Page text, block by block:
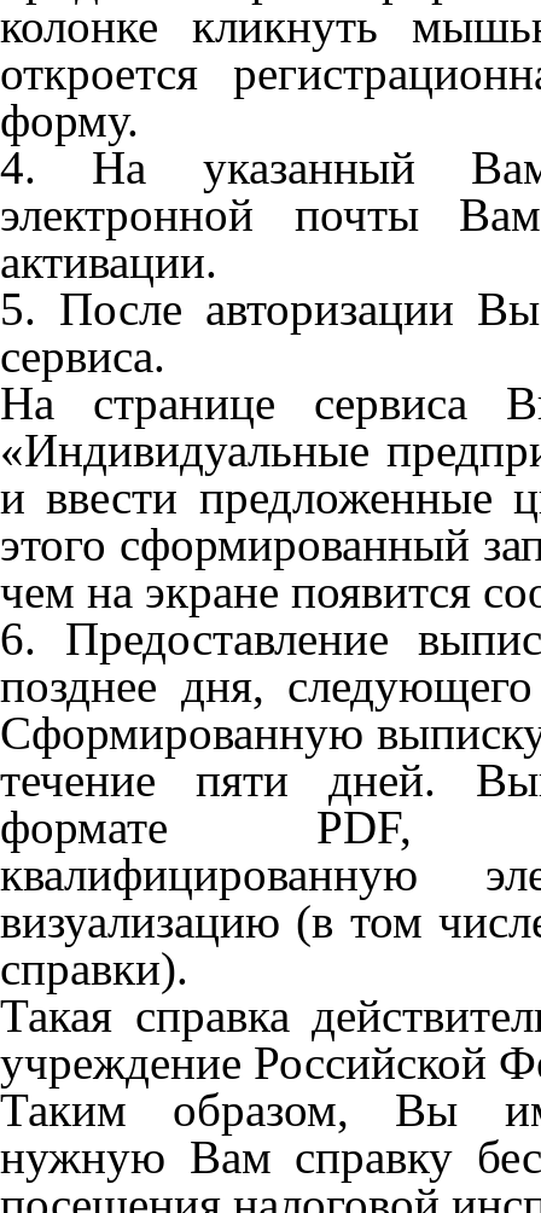
колонке кликнуть
откроется
форму.
4. На указанный
электронной почты
активации.
5. После авторизации
сервиса.
На странице сервиса
«Индивидуальные
и ввести предложенные
этого сформированный
чем на экране появится
6. Предоставление
позднее дня,
Сформированную
течение пяти дней.
формате PDF,
квалифицированную
визуализацию (в том
справки).
Такая справка
учреждение Российской
Таким образом, Вы
нужную Вам справку